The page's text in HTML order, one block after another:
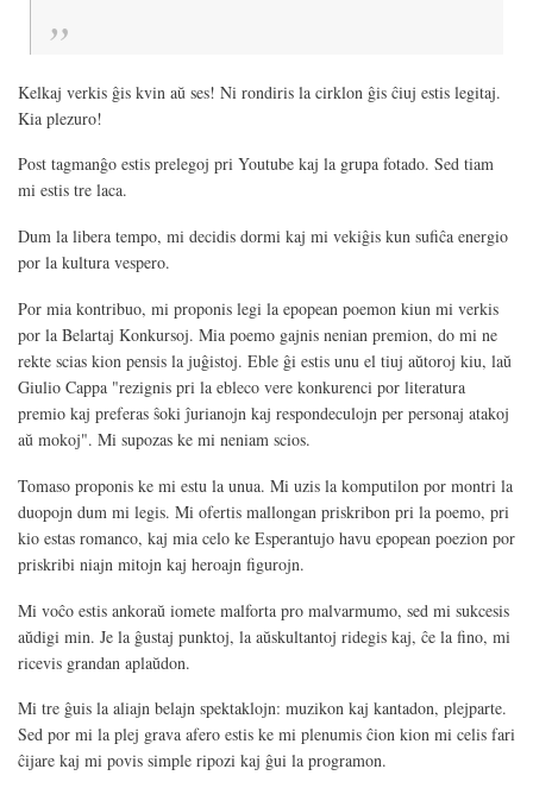
Kelkaj verkis ĝis kvin aŭ ses! Ni rondiris la cirklon ĝis ĉiuj estis legitaj.
Kia plezuro!
Post tagmanĝo estis prelegoj pri Youtube kaj la grupa fotado. Sed tiam
mi estis tre laca.
Dum la libera tempo, mi decidis dormi kaj mi vekiĝis kun sufiĉa energio
por la kultura vespero.
Por mia kontribuo, mi proponis legi la epopean poemon kiun mi verkis
por la Belartaj Konkursoj. Mia poemo gajnis nenian premion, do mi ne
rekte scias kion pensis la juĝistoj. Eble ĝi estis unu el tiuj aŭtoroj kiu, laŭ
Giulio Cappa "rezignis pri la ebleco vere konkurenci por literatura
premio kaj preferas ŝoki ĵurianojn kaj respondeculojn per personaj atakoj
aŭ mokoj". Mi supozas ke mi neniam scios.
Tomaso proponis ke mi estu la unua. Mi uzis la komputilon por montri la
duopojn dum mi legis. Mi ofertis mallongan priskribon pri la poemo, pri
kio estas romanco, kaj mia celo ke Esperantujo havu epopean poezion por
priskribi niajn mitojn kaj heroajn figurojn.
Mi voĉo estis ankoraŭ iomete malforta pro malvarmumo, sed mi sukcesis
aŭdigi min. Je la ĝustaj punktoj, la aŭskultantoj ridegis kaj, ĉe la fino, mi
ricevis grandan aplaŭdon.
Mi tre ĝuis la aliajn belajn spektaklojn: muzikon kaj kantadon, plejparte.
Sed por mi la plej grava afero estis ke mi plenumis ĉion kion mi celis fari
ĉijare kaj mi povis simple ripozi kaj ĝui la programon.